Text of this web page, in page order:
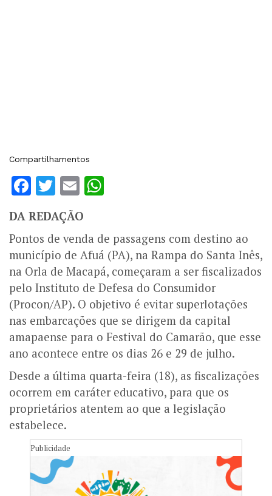
Compartilhamentos
Facebook
Twitter
Email
DA REDAÇÃO
Pontos de venda de passagens com destino ao
município de Afuá (PA), na Rampa do Santa Inês,
na Orla de Macapá, começaram a ser fiscalizados
pelo Instituto de Defesa do Consumidor
(Procon/AP). O objetivo é evitar superlotações
nas embarcações que se dirigem da capital
amapaense para o Festival do Camarão, que esse
ano acontece entre os dias 26 e 29 de julho.
Desde a última quarta-feira (18), as fiscalizações
ocorrem em caráter educativo, para que os
proprietários atentem ao que a legislação
estabelece.
Publicidade